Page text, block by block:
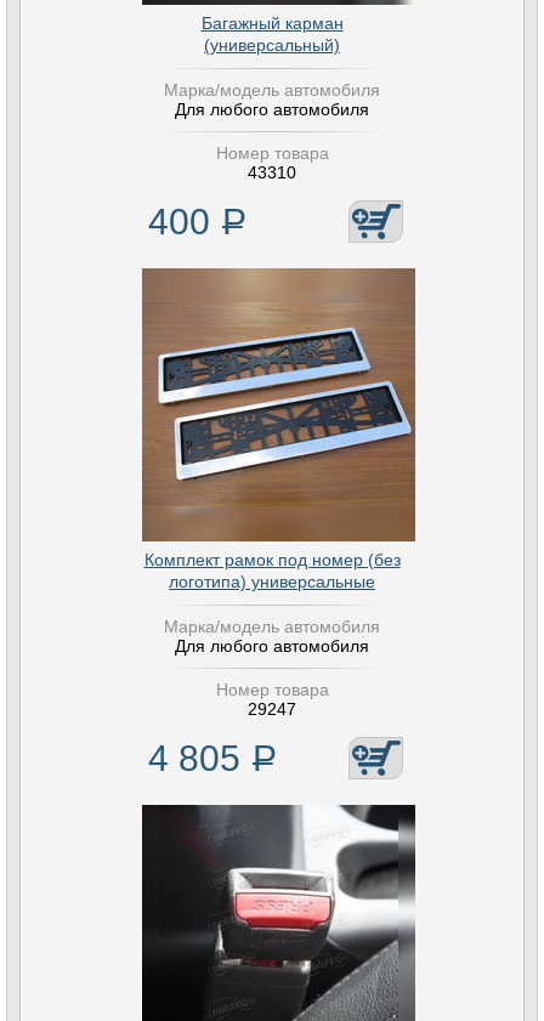
Багажный карман
(универсальный)
Марка/модель автомобиля
Для любого автомобиля
Номер товара
43310
400 Р
Комплект рамок под номер (без
логотипа) универсальные
Марка/модель автомобиля
Для любого автомобиля
Номер товара
29247
4 805 Р